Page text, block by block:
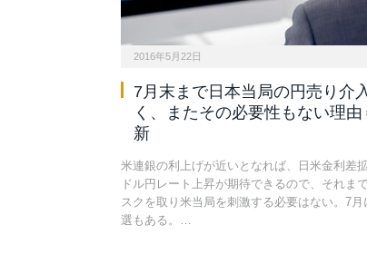
2016年5月22日
7月末まで日本当局の円売り介
く、またその必要性もない理由
新
米連銀の利上げが近いとなれば、日米金利差
ドル円レート上昇が期待できるので、それま
スクを取り米当局を刺激する必要はない。7月
選もある。…